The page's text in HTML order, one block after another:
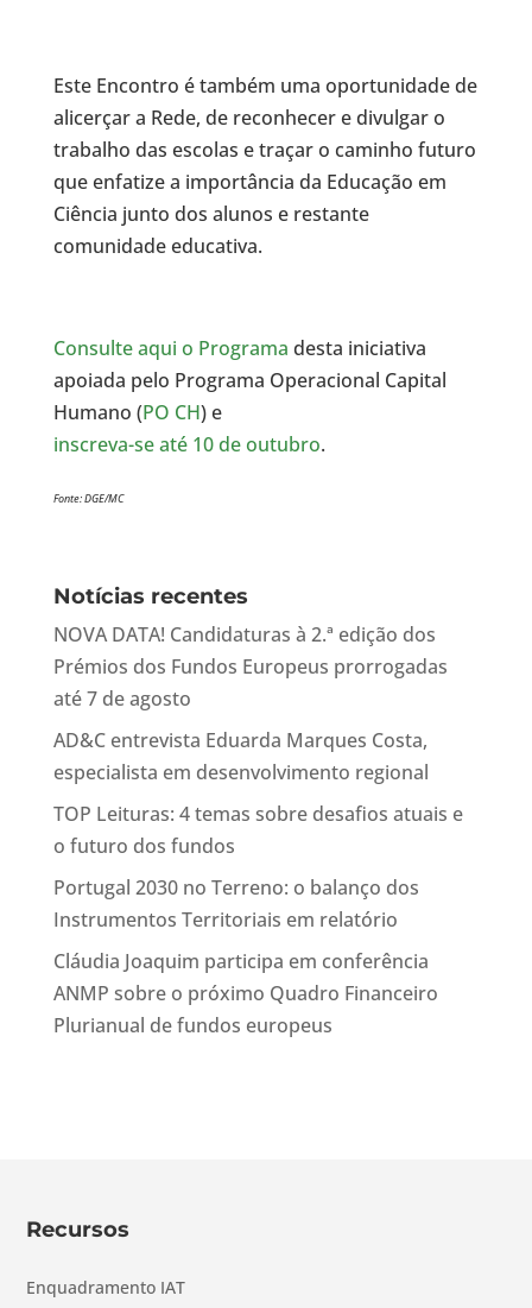
Este Encontro é também uma oportunidade de
alicerçar a Rede, de reconhecer e divulgar o
trabalho das escolas e traçar o caminho futuro
que enfatize a importância da Educação em
Ciência junto dos alunos e restante
comunidade educativa.
Consulte aqui o Programa desta iniciativa
apoiada pelo Programa Operacional Capital
Humano (PO CH) e
inscreva-se até 10 de outubro.
Fonte: DGE/MC
Notícias recentes
NOVA DATA! Candidaturas à 2.ª edição dos
Prémios dos Fundos Europeus prorrogadas
até 7 de agosto
AD&C entrevista Eduarda Marques Costa,
especialista em desenvolvimento regional
TOP Leituras: 4 temas sobre desafios atuais e
o futuro dos fundos
Portugal 2030 no Terreno: o balanço dos
Instrumentos Territoriais em relatório
Cláudia Joaquim participa em conferência
ANMP sobre o próximo Quadro Financeiro
Plurianual de fundos europeus
Recursos
Enquadramento IAT